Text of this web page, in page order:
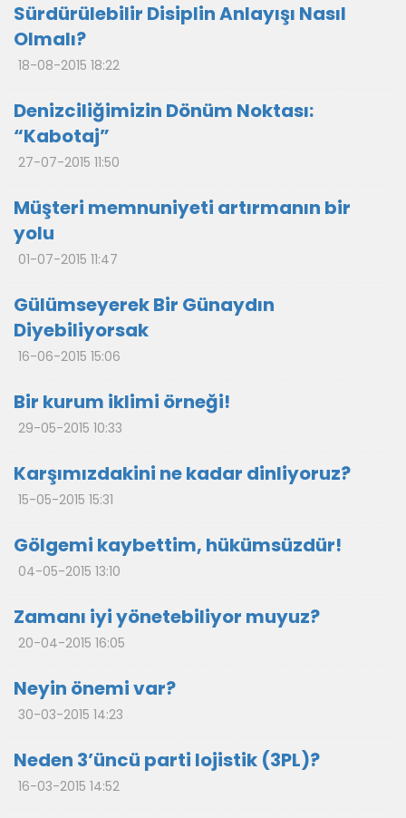
Sürdürülebilir Disiplin Anlayışı Nasıl
Olmalı?
18-08-2015 18:22
Denizciliğimizin Dönüm Noktası:
“Kabotaj”
27-07-2015 11:50
Müşteri memnuniyeti artırmanın bir
yolu
01-07-2015 11:47
Gülümseyerek Bir Günaydın
Diyebiliyorsak
16-06-2015 15:06
Bir kurum iklimi örneği!
29-05-2015 10:33
Karşımızdakini ne kadar dinliyoruz?
15-05-2015 15:31
Gölgemi kaybettim, hükümsüzdür!
04-05-2015 13:10
Zamanı iyi yönetebiliyor muyuz?
20-04-2015 16:05
Neyin önemi var?
30-03-2015 14:23
Neden 3’üncü parti lojistik (3PL)?
16-03-2015 14:52